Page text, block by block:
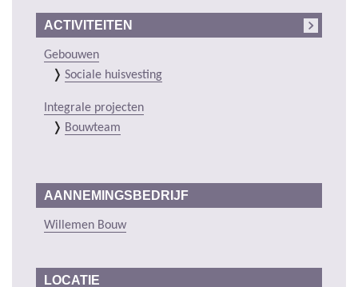
ACTIVITEITEN
Gebouwen
Sociale huisvesting
Integrale projecten
Bouwteam
AANNEMINGSBEDRIJF
Willemen Bouw
LOCATIE